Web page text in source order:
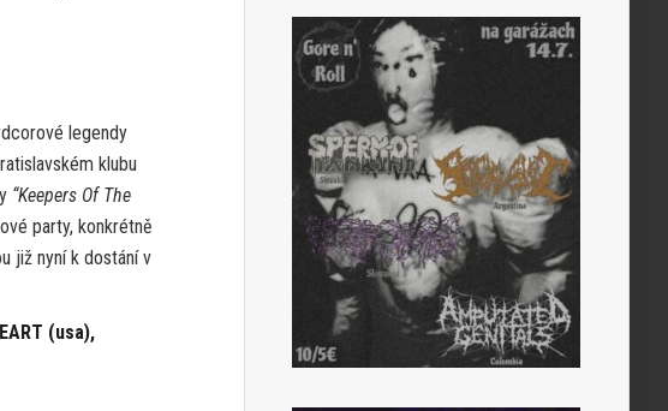
legendy
klubu
“Keepers Of The
party, konkrétně
již nyní k dostání v
(usa),